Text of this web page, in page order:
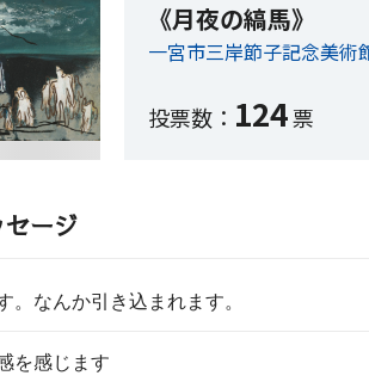
《月夜の縞馬》
一宮市三岸節子記念美術
投票数： 124票
ージ
。なんか引き込まれます。
を感じます